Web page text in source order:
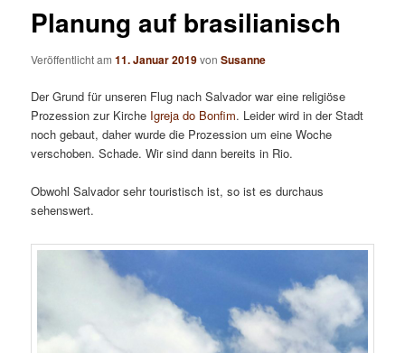
Planung auf brasilianisch
Veröffentlicht am11. Januar 2019vonSusanne
Der Grund für unseren Flug nach Salvador war eine religiöse
Prozession zur Kirche Igreja do Bonfim. Leider wird in der Stadt
noch gebaut, daher wurde die Prozession um eine Woche
verschoben. Schade. Wir sind dann bereits in Rio.
Obwohl Salvador sehr touristisch ist, so ist es durchaus
sehenswert.